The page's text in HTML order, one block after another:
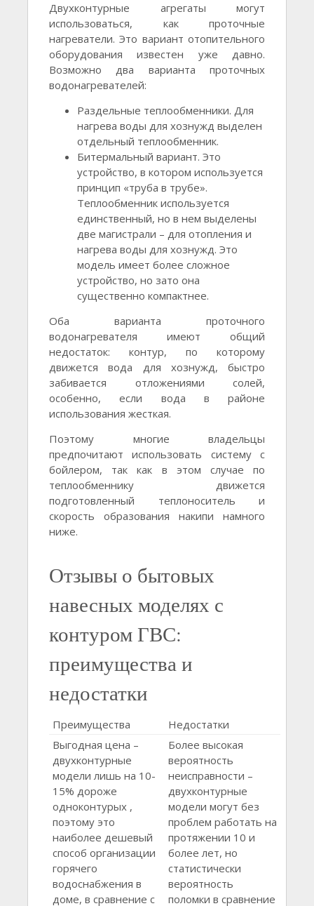
Двухконтурные агрегаты могут
использоваться, как проточные
нагреватели. Это вариант отопительного
оборудования известен уже давно.
Возможно два варианта проточных
водонагревателей:
Раздельные теплообменники. Для
нагрева воды для хознужд выделен
отдельный теплообменник.
Битермальный вариант. Это
устройство, в котором используется
принцип «труба в трубе».
Теплообменник используется
единственный, но в нем выделены
две магистрали – для отопления и
нагрева воды для хознужд. Это
модель имеет более сложное
устройство, но зато она
существенно компактнее.
Оба варианта проточного
водонагревателя имеют общий
недостаток: контур, по которому
движется вода для хознужд, быстро
забивается отложениями солей,
особенно, если вода в районе
использования жесткая.
Поэтому многие владельцы
предпочитают использовать систему с
бойлером, так как в этом случае по
теплообменнику движется
подготовленный теплоноситель и
скорость образования накипи намного
ниже.
Отзывы о бытовых
навесных моделях с
контуром ГВС:
преимущества и
недостатки
Преимущества
Недостатки
Выгодная цена –
двухконтурные
модели лишь на 10-
15% дороже
одноконтурых ,
поэтому это
наиболее дешевый
способ организации
горячего
водоснабжения в
доме, в сравнение с
Более высокая
вероятность
неисправности –
двухконтурные
модели могут без
проблем работать на
протяжении 10 и
более лет, но
статистически
вероятность
поломки в сравнение